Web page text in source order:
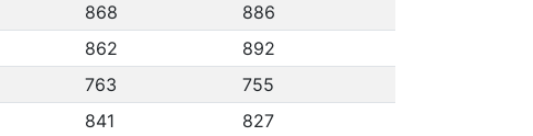
868
886
862
892
763
755
841
827